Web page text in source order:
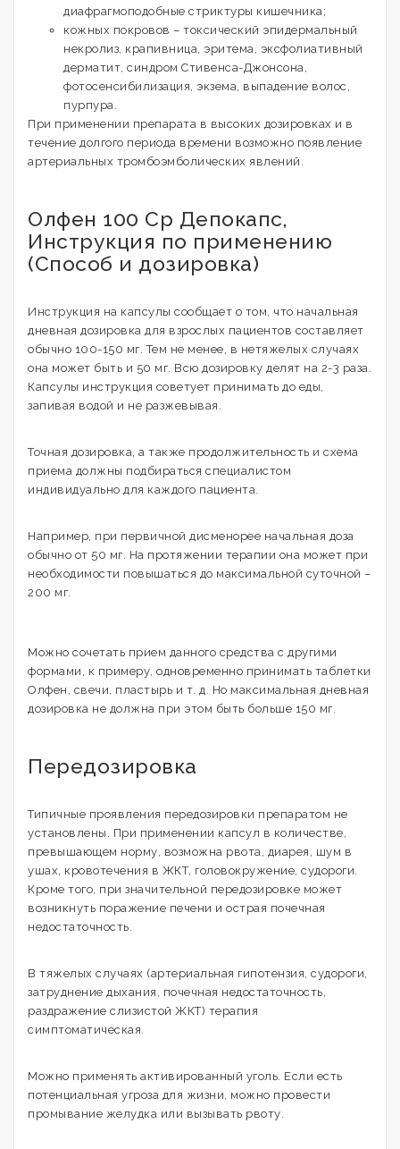
диафрагмоподобные стриктуры кишечника;
кожных покровов – токсический эпидермальный
некролиз, крапивница, эритема, эксфолиативный
дерматит, синдром Стивенса-Джонсона,
фотосенсибилизация, экзема, выпадение волос,
пурпура.
При применении препарата в высоких дозировках и в
течение долгого периода времени возможно появление
артериальных тромбоэмболических явлений.
Олфен 100 Ср Депокапс,
Инструкция по применению
(Способ и дозировка)
Инструкция на капсулы сообщает о том, что начальная
дневная дозировка для взрослых пациентов составляет
обычно 100-150 мг. Тем не менее, в нетяжелых случаях
она может быть и 50 мг. Всю дозировку делят на 2-3 раза.
Капсулы инструкция советует принимать до еды,
запивая водой и не разжевывая.
Точная дозировка, а также продолжительность и схема
приема должны подбираться специалистом
индивидуально для каждого пациента.
Например, при первичной дисменорее начальная доза
обычно от 50 мг. На протяжении терапии она может при
необходимости повышаться до максимальной суточной –
200 мг.
Можно сочетать прием данного средства с другими
формами, к примеру, одновременно принимать таблетки
Олфен, свечи, пластырь и т. д. Но максимальная дневная
дозировка не должна при этом быть больше 150 мг.
Передозировка
Типичные проявления передозировки препаратом не
установлены. При применении капсул в количестве,
превышающем норму, возможна рвота, диарея, шум в
ушах, кровотечения в ЖКТ, головокружение, судороги.
Кроме того, при значительной передозировке может
возникнуть поражение печени и острая почечная
недостаточность.
В тяжелых случаях (артериальная гипотензия, судороги,
затруднение дыхания, почечная недостаточность,
раздражение слизистой ЖКТ) терапия
симптоматическая.
Можно применять активированный уголь. Если есть
потенциальная угроза для жизни, можно провести
промывание желудка или вызывать рвоту.